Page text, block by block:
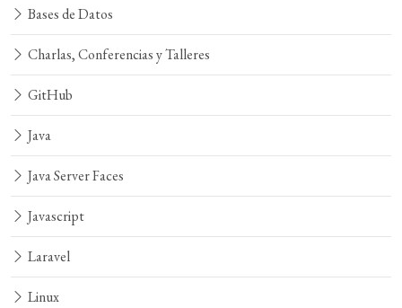
Bases de Datos
Charlas, Conferencias y Talleres
GitHub
Java
Java Server Faces
Javascript
Laravel
Linux